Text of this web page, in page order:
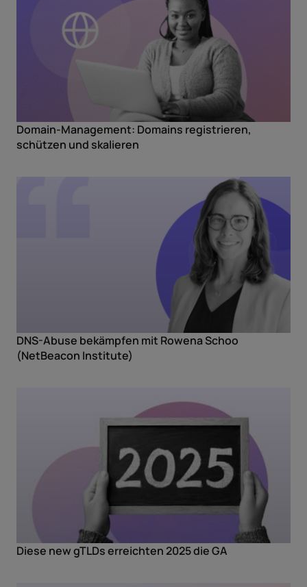
Domain-Management: Domains registrieren,
schützen und skalieren
DNS-Abuse bekämpfen mit Rowena Schoo
(NetBeacon Institute)
Diese new gTLDs erreichten 2025 die GA